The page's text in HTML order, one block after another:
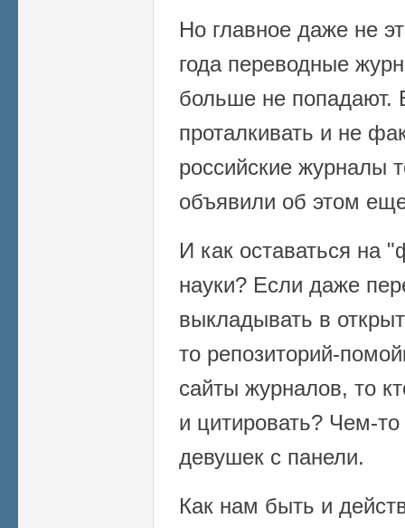
Но главное даже не
года переводные
больше не попадают.
проталкивать и не
российские журналы
объявили об этом
И как оставаться на
науки? Если даже
выкладывать в
то репозиторий-
сайты журналов, то
и цитировать? Чем-
девушек с панели.
Как нам быть и